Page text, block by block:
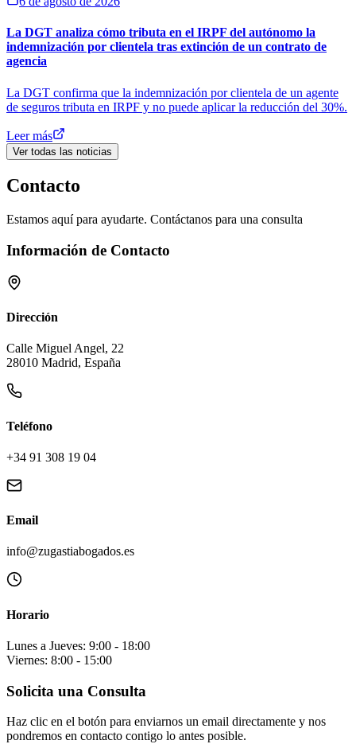
La DGT analiza cómo tributa en el IRPF del autónomo la
indemnización por clientela tras extinción de un contrato de
agencia
La DGT confirma que la indemnización por clientela de un agente
de seguros tributa en IRPF y no puede aplicar la reducción del 30%.
Leer más
Ver todas las noticias
Contacto
Estamos aquí para ayudarte. Contáctanos para una consulta
Información de Contacto
Dirección
Calle Miguel Angel, 22
28010 Madrid, España
Teléfono
+34 91 308 19 04
Email
info@zugastiabogados.es
Horario
Lunes a Jueves: 9:00 - 18:00
Viernes: 8:00 - 15:00
Solicita una Consulta
Haz clic en el botón para enviarnos un email directamente y nos
pondremos en contacto contigo lo antes posible.